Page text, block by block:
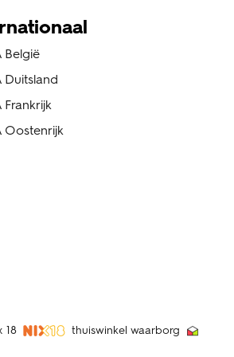
België
Duitsland
Frankrijk
Oostenrijk
18 thuiswinkel waarborg